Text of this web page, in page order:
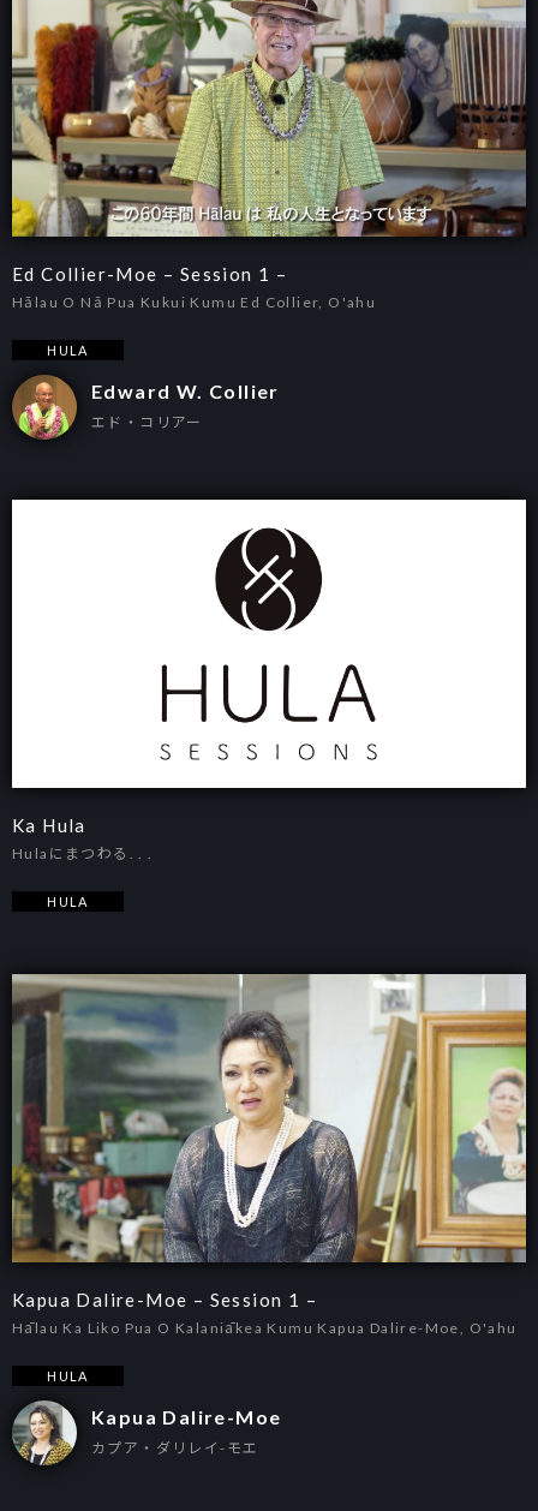
Ed Collier-Moe – Session 1 –
Hālau O Nā Pua Kukui Kumu Ed Collier, O'ahu
HULA
Edward W. Collier
エド・コリアー
Ka Hula
Hulaにまつわる. . .
HULA
Kapua Dalire-Moe – Session 1 –
Hālau Ka Liko Pua O Kalaniākea Kumu Kapua Dalire-Moe, O'ahu
HULA
Kapua Dalire-Moe
カプア・ダリレイ-モエ